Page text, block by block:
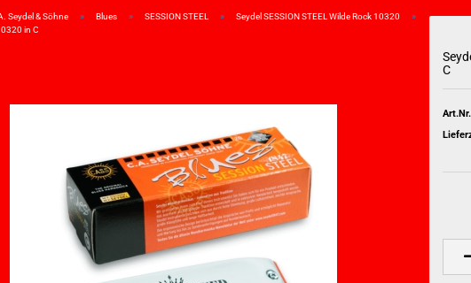
Seydel & Söhne » Blues » SESSION STEEL » Seydel SESSION STEEL Wilde Rock 10320 »
in C
C